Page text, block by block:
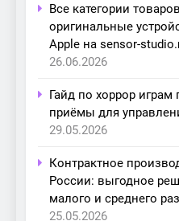
Все категории
оригинальные
Apple на sensor-
26.06.2026
Гайд по хоррор играм
приёмы для
29.05.2026
Контрактное
России: выгодное
малого и среднего
25.05.2026